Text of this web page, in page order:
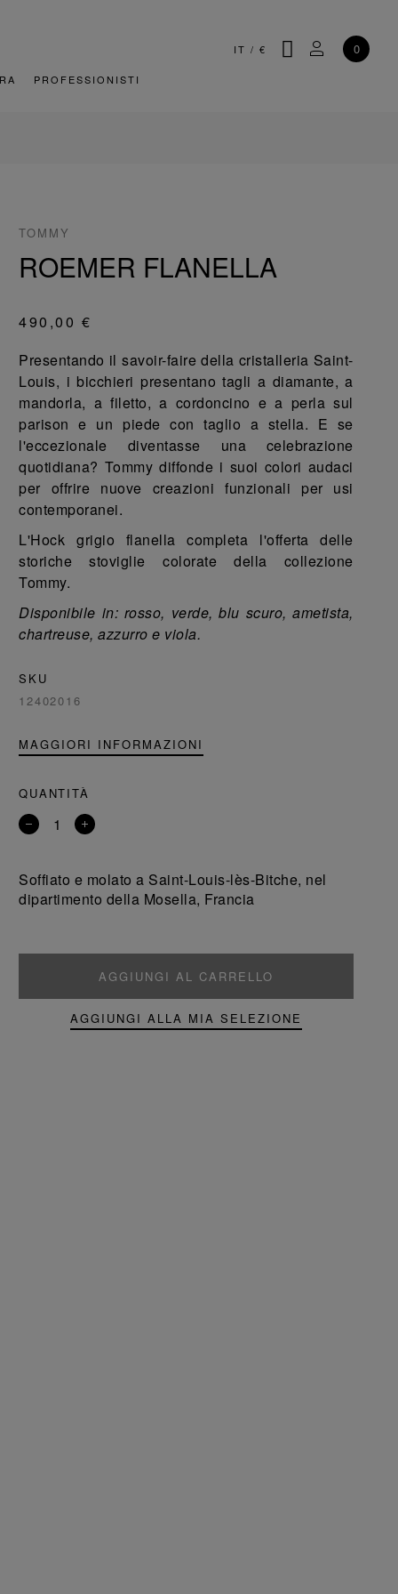
IT / € CERCAIL MIO
0
PROFESSIONISTI
TOMMY
ROEMER FLANELLA
490,00 €
Presentando il savoir-faire della cristalleria Saint-
Louis, i bicchieri presentano tagli a diamante, a
mandorla, a filetto, a cordoncino e a perla sul
parison e un piede con taglio a stella. E se
l'eccezionale diventasse una celebrazione
quotidiana? Tommy diffonde i suoi colori audaci
per offrire nuove creazioni funzionali per usi
contemporanei.
L'Hock grigio flanella completa l'offerta delle
storiche stoviglie colorate della collezione
Tommy.
Disponibile in: rosso, verde, blu scuro, ametista,
chartreuse, azzurro e viola.
SKU
12402016
MAGGIORI INFORMAZIONI
QUANTITÀ
Rimuovi
Aggiungi
Soffiato e molato a Saint-Louis-lès-Bitche, nel
dipartimento della Mosella, Francia
AGGIUNGI AL CARRELLO
AGGIUNGI ALLA MIA SELEZIONE